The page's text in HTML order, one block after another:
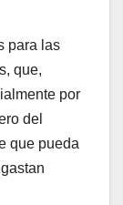
para las
que,
por
del
que pueda